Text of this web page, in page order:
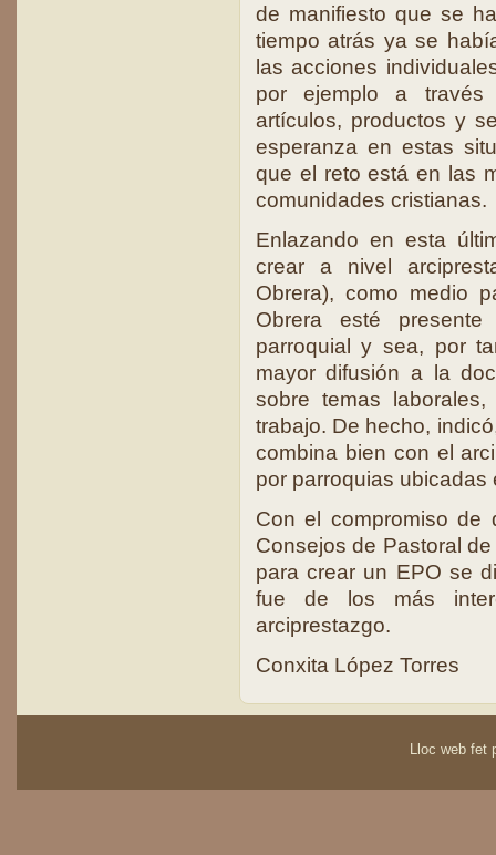
de manifiesto que se
tiempo atrás ya se
las acciones
por ejemplo a
artículos, productos y
esperanza en estas
que el reto está en las
comunidades cristianas.
Enlazando en esta
crear a nivel
Obrera), como medio
Obrera esté
parroquial y sea, por
mayor difusión a la
sobre temas
trabajo. De hecho,
combina bien con el
por parroquias ubicadas
Con el compromiso de
Consejos de Pastoral
para crear un EPO se
fue de los más
arciprestazgo.
Conxita López Torres
Lloc web fet